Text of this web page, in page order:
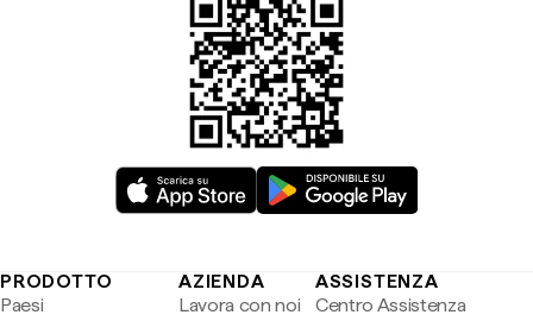
PRODOTTO
Paesi
AZIENDA
Lavora con noi
ASSISTENZA
Centro Assistenza